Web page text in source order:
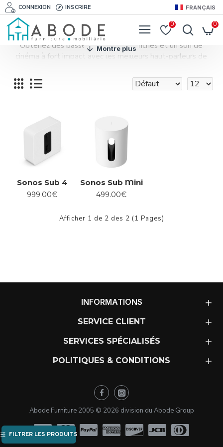
CONNEXION INSCRIRE FRANÇAIS
0 0
Obtenez des basses profondes et riches et un son de
cinéma à fort impact avec les meilleurs haut-parleurs de
Sonos Sub 4
999.00€
Sonos Sub Mini
499.00€
Afficher 1 de 2 des 2 (1 Pages)
INFORMATIONS
SERVICE CLIENT
SERVICES SPÉCIALISÉS
POLITIQUES & CONDITIONS
Abode Furniture 2005 © 2026 division du Abode Group
FILTRER LES PRODUITS